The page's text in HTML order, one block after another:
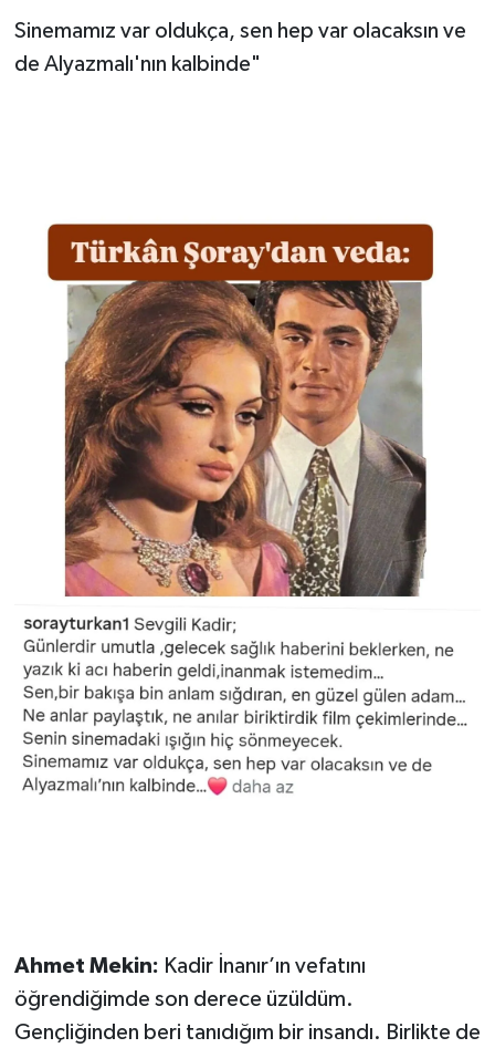
Sinemamız var oldukça, sen hep var olacaksın ve
de Alyazmalı'nın kalbinde"
Ahmet Mekin: Kadir İnanır’ın vefatını
öğrendiğimde son derece üzüldüm.
Gençliğinden beri tanıdığım bir insandı. Birlikte de